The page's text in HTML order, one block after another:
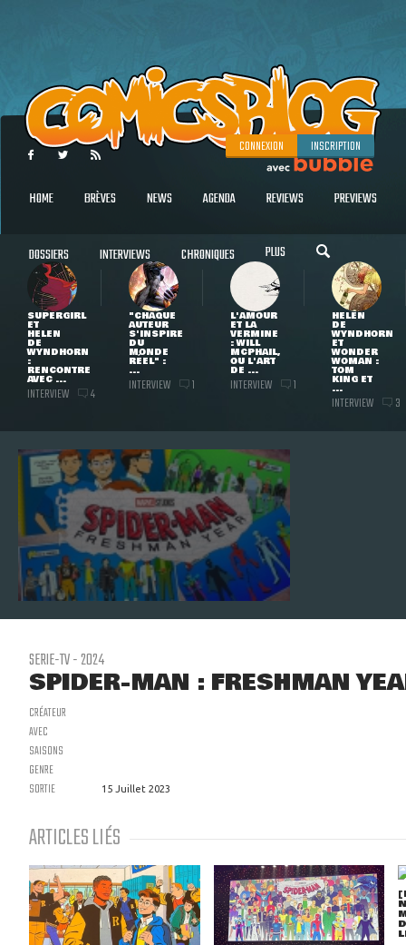
CONNEXION INSCRIPTION
HOME BRÈVES NEWS AGENDA REVIEWS PREVIEWS
DOSSIERS INTERVIEWS CHRONIQUES PLUS
SUPERGIRL
ET
HELEN
DE
WYNDHORN
:
RENCONTRE
AVEC ...
INTERVIEW 4
"CHAQUE
AUTEUR
S'INSPIRE
DU
MONDE
RÉEL" :
...
INTERVIEW 1
L'AMOUR
ET LA
VERMINE
: WILL
MCPHAIL,
OU L'ART
DE ...
INTERVIEW 1
HELEN
DE
WYNDHORN
ET
WONDER
WOMAN :
TOM
KING ET
...
INTERVIEW 3
SERIE-TV - 2024
SPIDER-MAN : FRESHMAN
CRÉATEUR
AVEC
SAISONS
GENRE
SORTIE
15 Juillet 2023
ARTICLES LIÉS